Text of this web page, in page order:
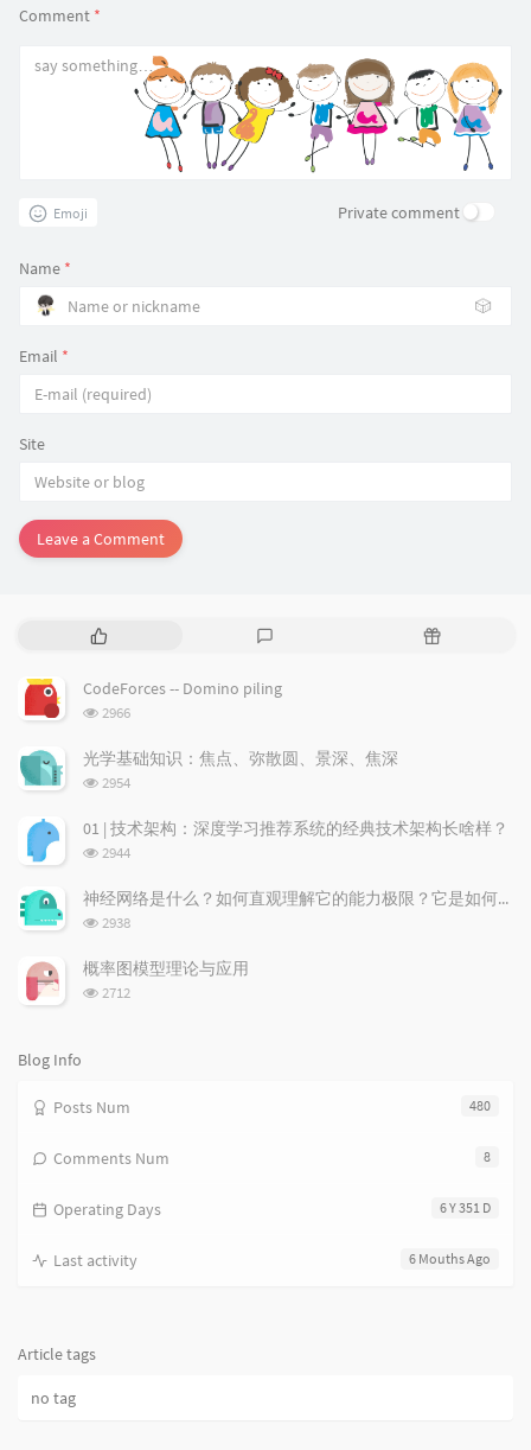
Comment *
Emoji Private comment
Name *
🎲
Email *
Site
Leave a Comment
P
p
u
a
r
r
t
c
l
s
e
t
m
n
R
t
l
CodeForces -- Domino piling
浏
次
数:
2966
光学基础知识：焦点、弥散圆、景深、焦深
浏
次
数:
2954
01 | 技术架构：深度学习推荐系统的经典技术架构长啥样？
浏
次
数:
2944
神经网络是什么？如何直观理解它的能力极限？它是如何无限逼近真理？
浏
次
数:
2938
概率图模型理论与应用
浏
2712
Blog Info
480
Posts Num
8
Comments Num
6 Y 351 D
Operating Days
6 Mouths Ago
Last activity
Article tags
no tag